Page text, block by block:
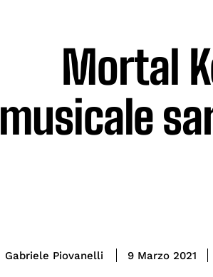
Mortal
musicale
Gabriele Piovanelli 9 Marzo 2021